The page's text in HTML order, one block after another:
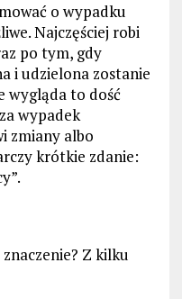
o wypadku
Najczęściej robi
po tym, gdy
i udzielona zostanie
wygląda to dość
wypadek
zmiany albo
krótkie zdanie:
Z kilku